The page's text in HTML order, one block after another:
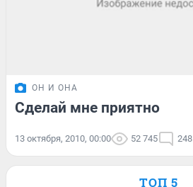
ОН И ОНА
Сделай мне приятно
13 октября, 2010, 00:00 52 745 248
ТОП 5